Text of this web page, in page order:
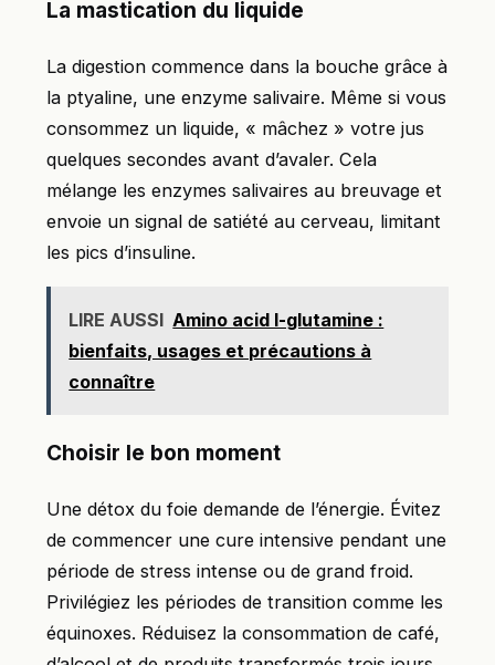
La mastication du liquide
La digestion commence dans la bouche grâce à
la ptyaline, une enzyme salivaire. Même si vous
consommez un liquide, « mâchez » votre jus
quelques secondes avant d’avaler. Cela
mélange les enzymes salivaires au breuvage et
envoie un signal de satiété au cerveau, limitant
les pics d’insuline.
LIRE AUSSI Amino acid l-glutamine :
bienfaits, usages et précautions à
connaître
Choisir le bon moment
Une détox du foie demande de l’énergie. Évitez
de commencer une cure intensive pendant une
période de stress intense ou de grand froid.
Privilégiez les périodes de transition comme les
équinoxes. Réduisez la consommation de café,